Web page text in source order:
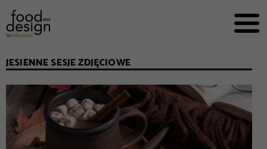


EKSPERCI
FOOD WORKING
E-BOOKI
O NAS
JESIENNE SESJE ZDJĘCIOWE